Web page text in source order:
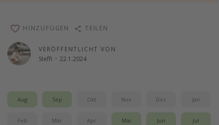
Reise Journal
Schönste Naturwunder der Welt
Digital Nomad Tipps
VERÖFFENTLICHT VON
Steffi · 22.1.2024
HINZUFÜGEN TEILEN
Aug Sep Okt Nov Dez Jan
Feb Mär Apr Mai Jun Jul